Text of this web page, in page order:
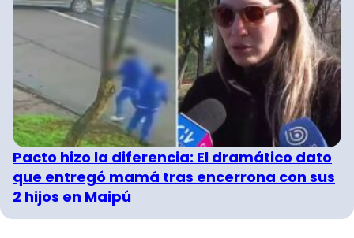
Pacto hizo la diferencia: El dramático dato
que entregó mamá tras encerrona con sus
2 hijos en Maipú